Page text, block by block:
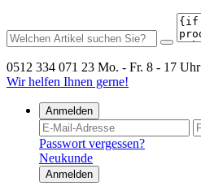
0512 334 071 23 Mo. - Fr. 8 - 17 Uhr
Wir helfen Ihnen gerne!
Anmelden
Passwort vergessen?
Neukunde
Anmelden